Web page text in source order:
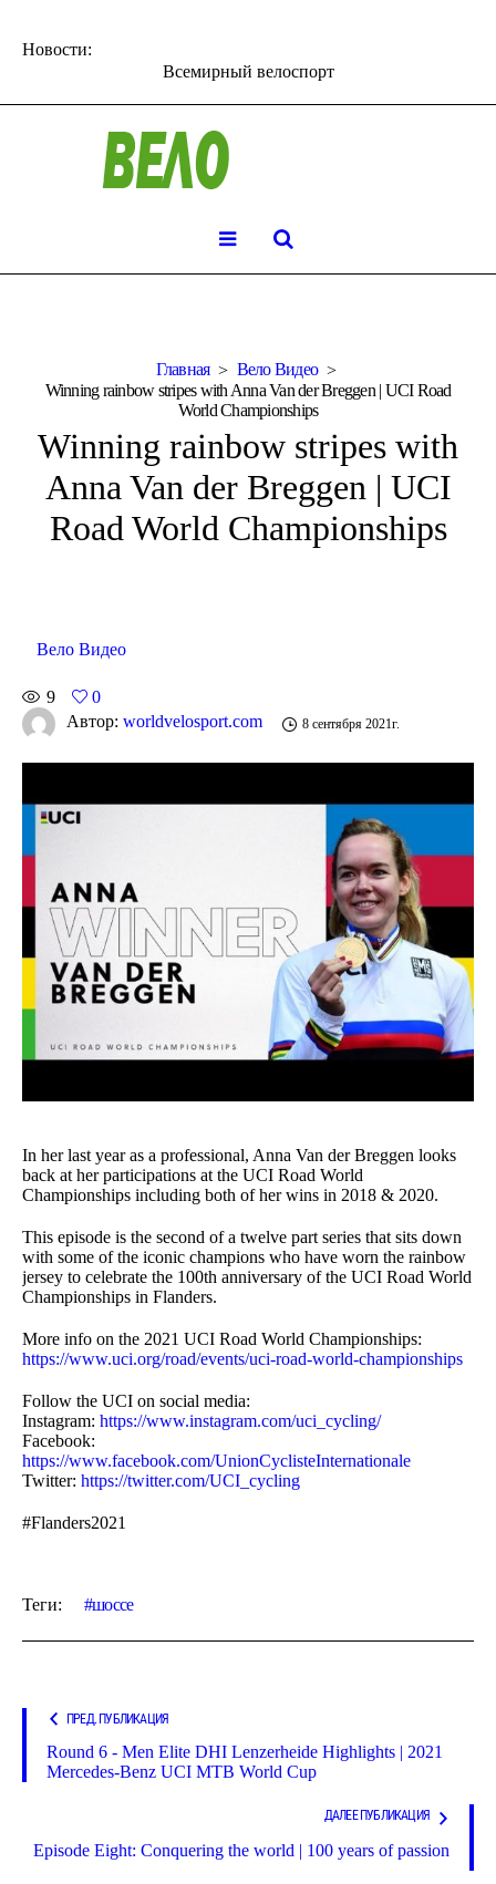
Новости:
Всемирный велоспорт
Главная
Вело Видео
Winning rainbow stripes with Anna Van der Breggen | UCI Road
World Championships
Winning rainbow stripes with
Anna Van der Breggen | UCI
Road World Championships
Вело Видео
9
0
Автор: worldvelosport.com 8 сентября 2021г.
In her last year as a professional, Anna Van der Breggen looks
back at her participations at the UCI Road World
Championships including both of her wins in 2018 & 2020.
This episode is the second of a twelve part series that sits down
with some of the iconic champions who have worn the rainbow
jersey to celebrate the 100th anniversary of the UCI Road World
Championships in Flanders.
More info on the 2021 UCI Road World Championships:
https://www.uci.org/road/events/uci-road-world-championships
Follow the UCI on social media:
Instagram: https://www.instagram.com/uci_cycling/
Facebook:
https://www.facebook.com/UnionCyclisteInternationale
Twitter: https://twitter.com/UCI_cycling
#Flanders2021
Теги: шоссе
ПРЕД. ПУБЛИКАЦИЯ
Round 6 - Men Elite DHI Lenzerheide Highlights | 2021
Mercedes-Benz UCI MTB World Cup
ДАЛЕЕ ПУБЛИКАЦИЯ
Episode Eight: Conquering the world | 100 years of passion